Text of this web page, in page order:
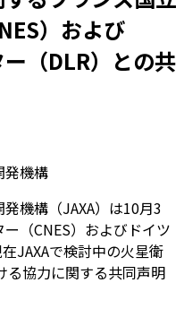
）および
（DLR）との共
発機構
機構（JAXA）は10月3
（CNES）およびドイツ
JAXAで検討中の火星衛
る協力に関する共同声明